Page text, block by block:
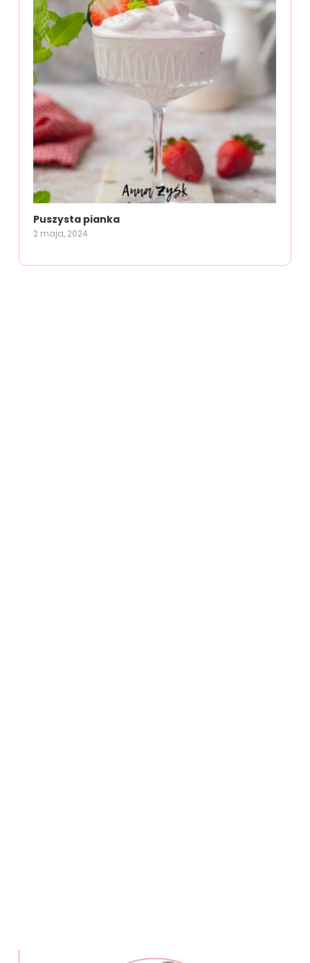
Puszysta pianka
2 maja, 2024